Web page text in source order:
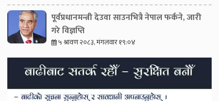
पूर्वप्रधानमन्त्री देउवा साउनभित्रै नेपाल फर्कने, जारी
गरे विज्ञप्ति
५ श्रावण २०८३, मंगलवार १९:०४